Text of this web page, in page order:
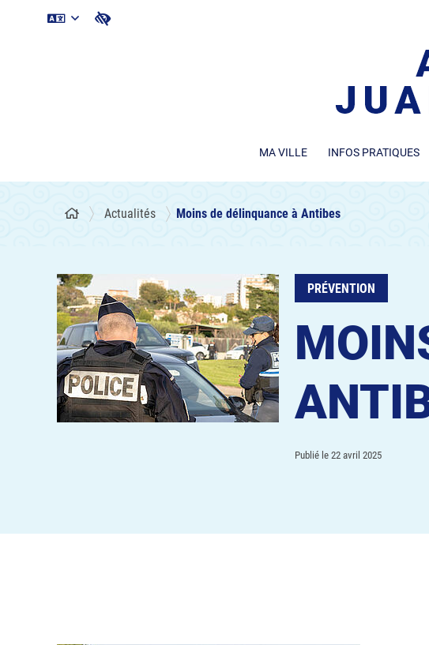
MA VILLE INFOS PRATIQUES
Actualités Moins de délinquance à Antibes
PRÉVENTION
Publié le 22 avril 2025